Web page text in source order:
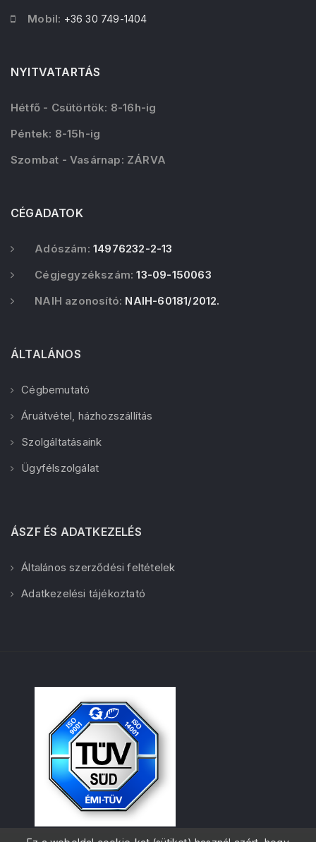
Mobil: +36 30 749-1404
NYITVATARTÁS
Hétfő - Csütörtök: 8-16h-ig
Péntek: 8-15h-ig
Szombat - Vasárnap: ZÁRVA
CÉGADATOK
Adószám: 14976232-2-13
Cégjegyzékszám: 13-09-150063
NAIH azonosító: NAIH-60181/2012.
ÁLTALÁNOS
Cégbemutató
Áruátvétel, házhozszállítás
Szolgáltatásaink
Ügyfélszolgálat
ÁSZF ÉS ADATKEZELÉS
Általános szerződési feltételek
Adatkezelési tájékoztató